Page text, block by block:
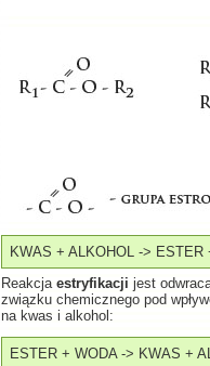
KWAS + ALKOHOL -> ESTER
Reakcja estryfikacji jest
związku chemicznego pod
na kwas i alkohol:
ESTER + WODA -> KWAS +